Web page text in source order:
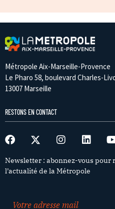
Métropole Aix-Marseille-Provence
Le Pharo 58, boulevard Charles-
13007 Marseille
RESTONS EN CONTACT
Newsletter : abonnez-vous pour
l’actualité de la Métropole